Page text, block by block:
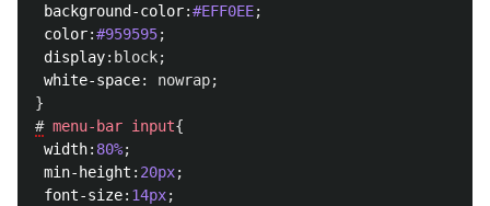
background-color:#EFF0EE;
color:#959595;
display: block;
white-space: nowrap;
}
# menu-bar input{
width: 80%;
min-height : 20px;
font-size: 14px;